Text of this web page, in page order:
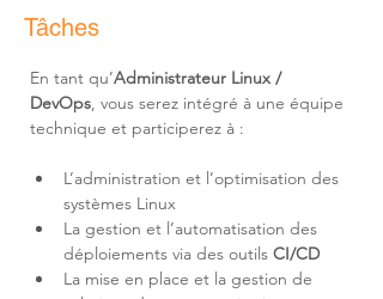
Tâches
En tant qu’Administrateur Linux /
DevOps, vous serez intégré à une équipe
technique et participerez à :
L’administration et l’optimisation des
systèmes Linux
La gestion et l’automatisation des
déploiements via des outils CI/CD
La mise en place et la gestion de